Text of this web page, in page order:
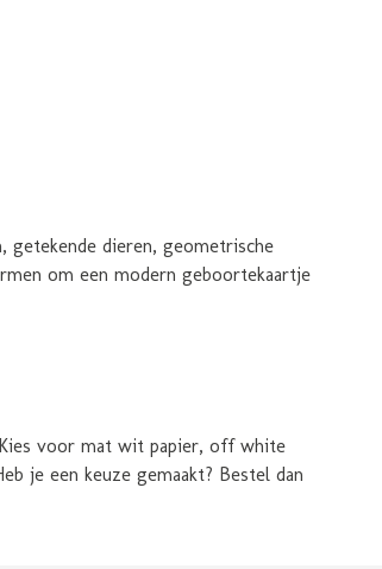
getekende dieren, geometrische
om een modern geboortekaartje
voor mat wit papier, off white
je een keuze gemaakt? Bestel dan